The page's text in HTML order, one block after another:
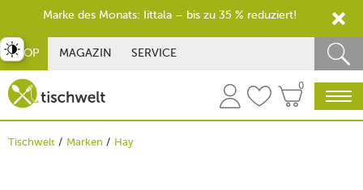
SHOP MAGAZIN SERVICE
0
Tischwelt Marken Hay
umschalten
Marke des Monats: Iittala – bis zu 35 % reduziert!